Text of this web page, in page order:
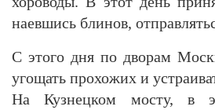
наевшись блинов,
С этого дня по дворам
угощать прохожих и
На Кузнецком мосту, в